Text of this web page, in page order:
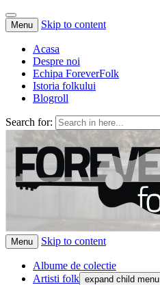
Menu Skip to content
Acasa
Despre noi
Echipa ForeverFolk
Istoria folkului
Blogroll
Search for:
ForeverFolk
Muzica sufletului tau
Menu Skip to content
Albume de colectie
Artisti folk expand child menu